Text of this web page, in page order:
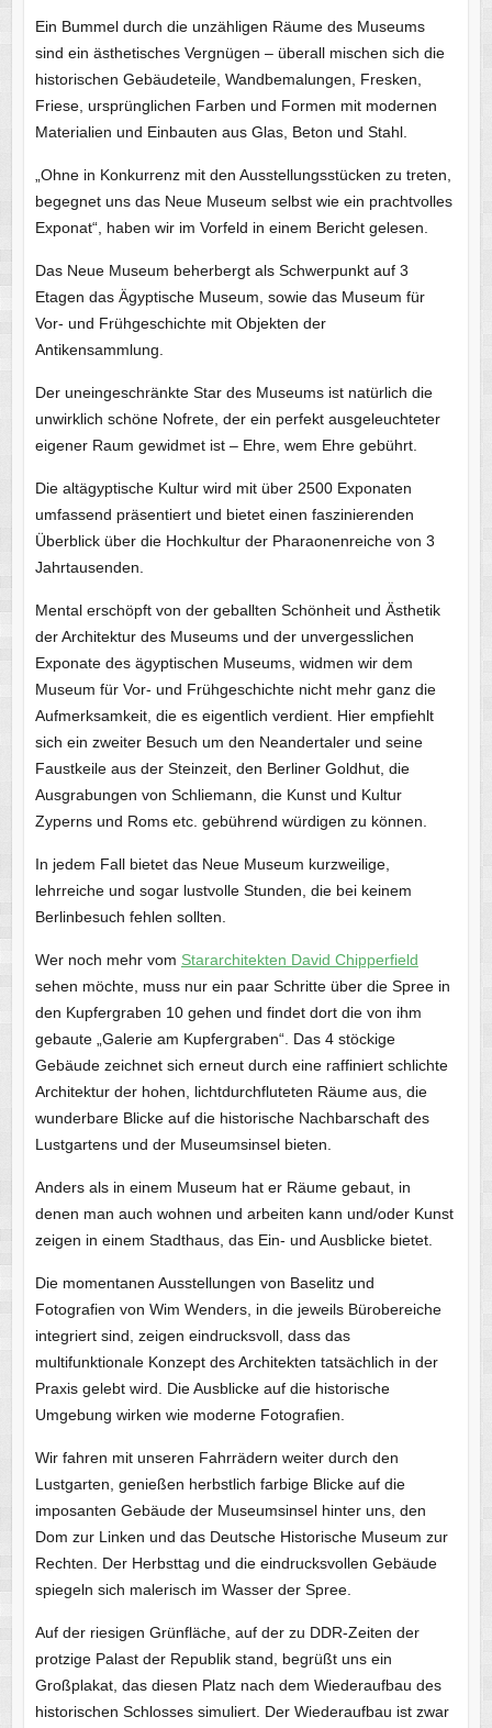
Ein Bummel durch die unzähligen Räume des Museums
sind ein ästhetisches Vergnügen – überall mischen sich die
historischen Gebäudeteile, Wandbemalungen, Fresken,
Friese, ursprünglichen Farben und Formen mit modernen
Materialien und Einbauten aus Glas, Beton und Stahl.
„Ohne in Konkurrenz mit den Ausstellungsstücken zu treten,
begegnet uns das Neue Museum selbst wie ein prachtvolles
Exponat“, haben wir im Vorfeld in einem Bericht gelesen.
Das Neue Museum beherbergt als Schwerpunkt auf 3
Etagen das Ägyptische Museum, sowie das Museum für
Vor- und Frühgeschichte mit Objekten der
Antikensammlung.
Der uneingeschränkte Star des Museums ist natürlich die
unwirklich schöne Nofrete, der ein perfekt ausgeleuchteter
eigener Raum gewidmet ist – Ehre, wem Ehre gebührt.
Die altägyptische Kultur wird mit über 2500 Exponaten
umfassend präsentiert und bietet einen faszinierenden
Überblick über die Hochkultur der Pharaonenreiche von 3
Jahrtausenden.
Mental erschöpft von der geballten Schönheit und Ästhetik
der Architektur des Museums und der unvergesslichen
Exponate des ägyptischen Museums, widmen wir dem
Museum für Vor- und Frühgeschichte nicht mehr ganz die
Aufmerksamkeit, die es eigentlich verdient. Hier empfiehlt
sich ein zweiter Besuch um den Neandertaler und seine
Faustkeile aus der Steinzeit, den Berliner Goldhut, die
Ausgrabungen von Schliemann, die Kunst und Kultur
Zyperns und Roms etc. gebührend würdigen zu können.
In jedem Fall bietet das Neue Museum kurzweilige,
lehrreiche und sogar lustvolle Stunden, die bei keinem
Berlinbesuch fehlen sollten.
Wer noch mehr vom Stararchitekten David Chipperfield
sehen möchte, muss nur ein paar Schritte über die Spree in
den Kupfergraben 10 gehen und findet dort die von ihm
gebaute „Galerie am Kupfergraben“. Das 4 stöckige
Gebäude zeichnet sich erneut durch eine raffiniert schlichte
Architektur der hohen, lichtdurchfluteten Räume aus, die
wunderbare Blicke auf die historische Nachbarschaft des
Lustgartens und der Museumsinsel bieten.
Anders als in einem Museum hat er Räume gebaut, in
denen man auch wohnen und arbeiten kann und/oder Kunst
zeigen in einem Stadthaus, das Ein- und Ausblicke bietet.
Die momentanen Ausstellungen von Baselitz und
Fotografien von Wim Wenders, in die jeweils Bürobereiche
integriert sind, zeigen eindrucksvoll, dass das
multifunktionale Konzept des Architekten tatsächlich in der
Praxis gelebt wird. Die Ausblicke auf die historische
Umgebung wirken wie moderne Fotografien.
Wir fahren mit unseren Fahrrädern weiter durch den
Lustgarten, genießen herbstlich farbige Blicke auf die
imposanten Gebäude der Museumsinsel hinter uns, den
Dom zur Linken und das Deutsche Historische Museum zur
Rechten. Der Herbsttag und die eindrucksvollen Gebäude
spiegeln sich malerisch im Wasser der Spree.
Auf der riesigen Grünfläche, auf der zu DDR-Zeiten der
protzige Palast der Republik stand, begrüßt uns ein
Großplakat, das diesen Platz nach dem Wiederaufbau des
historischen Schlosses simuliert. Der Wiederaufbau ist zwar